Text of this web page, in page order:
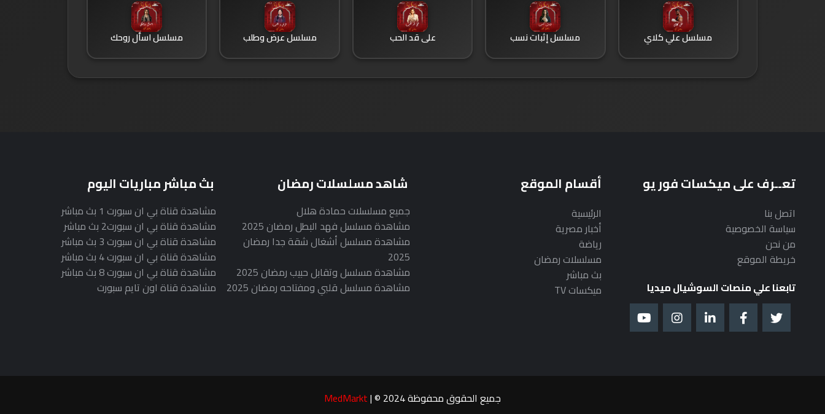
مسلسل علي كلاي مسلسل إثبات نسب على قد الحب مسلسل عرض وطلب مسلسل اسأل روحك
تعــرف على ميكسات فور يو
اتصل بنا
سياسة الخصوصية
من نحن
خريطة الموقع
تابعنا علي منصات السوشيال ميديا
أقسام الموقع
الرئيسية
أخبار مصرية
رياضة
مسلسلات رمضان
بث مباشر
ميكسات TV
شاهد مسلسلات رمضان
جميع مسلسلات حمادة هلال
مشاهدة مسلسل فهد البطل رمضان 2025
مشاهدة مسلسل أشغال شقة جدا رمضان
2025
مشاهدة مسلسل وتقابل حبيب رمضان 2025
مشاهدة مسلسل قلبي ومفتاحه رمضان 2025
بث مباشر مباريات اليوم
مشاهدة قناة بي ان سبورت 1 بث مباشر
مشاهدة قناة بي ان سبورت2 بث مباشر
مشاهدة قناة بي ان سبورت 3 بث مباشر
مشاهدة قناة بي ان سبورت 4 بث مباشر
مشاهدة قناة بي ان سبورت 8 بث مباشر
مشاهدة قناة اون تايم سبورت
جميع الحقوق محفوظة 2024 © | MedMarkt